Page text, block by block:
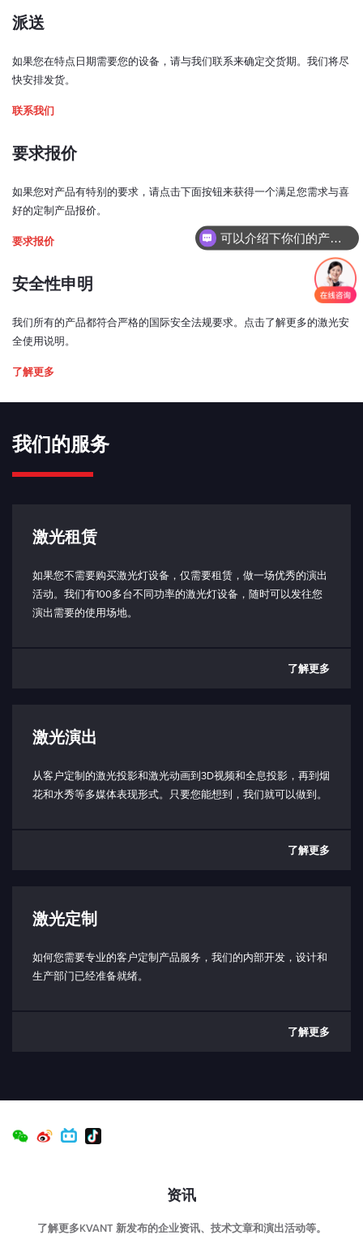
派送
如果您在特点日期需要您的设备，请与我们联系来确定交货期。我们将尽
快安排发货。
联系我们
要求报价
如果您对产品有特别的要求，请点击下面按钮来获得一个满足您需求与喜
好的定制产品报价。
要求报价
安全性申明
我们所有的产品都符合严格的国际安全法规要求。点击了解更多的激光安
全使用说明。
了解更多
我们的服务
激光租赁
如果您不需要购买激光灯设备，仅需要租赁，做一场优秀的演出
活动。我们有100多台不同功率的激光灯设备，随时可以发往您
演出需要的使用场地。
了解更多
激光演出
从客户定制的激光投影和激光动画到3D视频和全息投影，再到烟
花和水秀等多媒体表现形式。只要您能想到，我们就可以做到。
了解更多
激光定制
如何您需要专业的客户定制产品服务，我们的内部开发，设计和
生产部门已经准备就绪。
了解更多
资讯
了解更多KVANT 新发布的企业资讯、技术文章和演出活动等。
可以介绍下你们的产品么？